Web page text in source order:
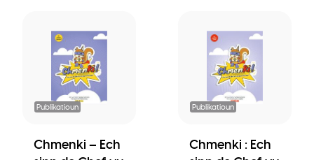
Publikatioun
Chmenki – Ech
Publikatioun
Chmenki : Ech